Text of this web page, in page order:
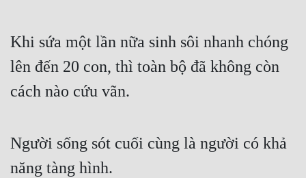
Khi sứa một lần nữa sinh sôi nhanh chóng
lên đến 20 con, thì toàn bộ đã không còn
cách nào cứu vãn.
Người sống sót cuối cùng là người có khả
năng tàng hình.